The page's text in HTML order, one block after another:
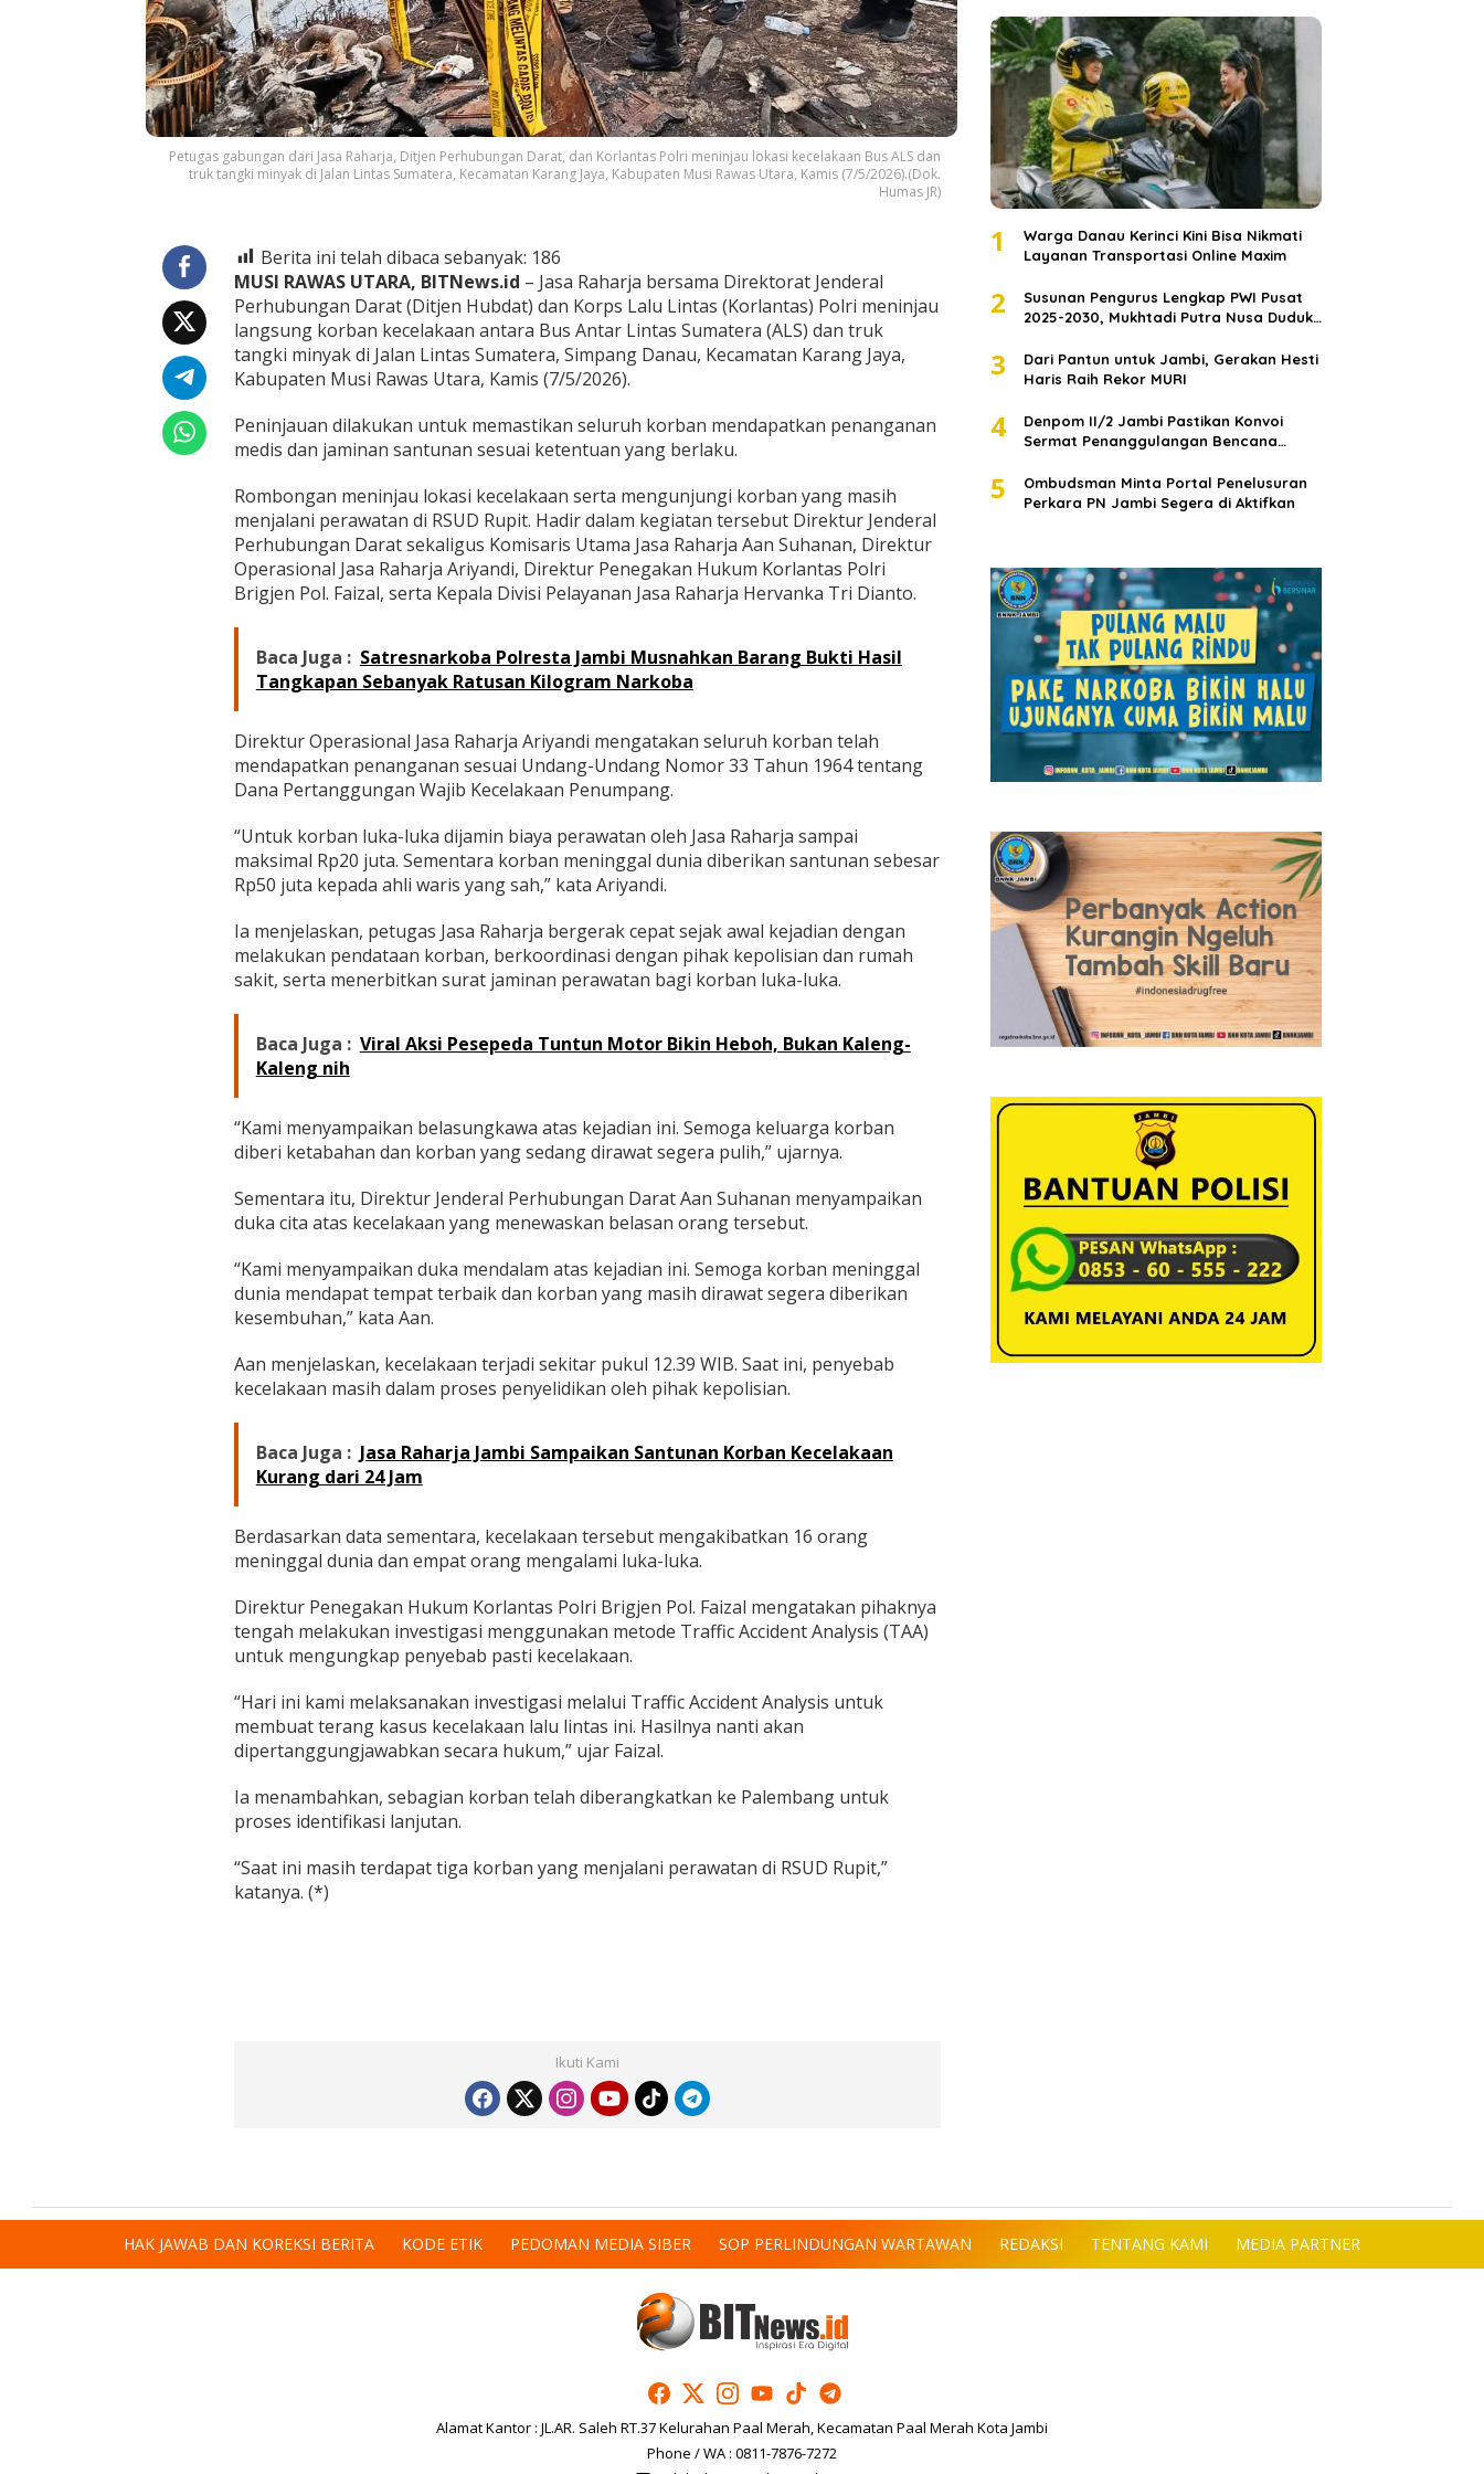
J
a
s
a
R
a
h
a
r
j
i
t
j
e
n
H
u
d
a
t
a
n
K
o
r
l
t
a
o
l
r
i
i
n
j
K
o
r
n
e
l
a
a
a
u
s
A
S
d
i
r
a
r
a
Petugas gabungan dari Jasa Raharja, Ditjen Perhubungan Darat, dan Korlantas Polri meninjau lokasi kecelakaan Bus ALS dan
truk tangki minyak di Jalan Lintas Sumatera, Kecamatan Karang Jaya, Kabupaten Musi Rawas Utara, Kamis (7/5/2026).(Dok.
Humas JR)
Berita ini telah dibaca sebanyak: 186
MUSI RAWAS UTARA, BITNews.id – Jasa Raharja bersama Direktorat Jenderal
Perhubungan Darat (Ditjen Hubdat) dan Korps Lalu Lintas (Korlantas) Polri meninjau
langsung korban kecelakaan antara Bus Antar Lintas Sumatera (ALS) dan truk
tangki minyak di Jalan Lintas Sumatera, Simpang Danau, Kecamatan Karang Jaya,
Kabupaten Musi Rawas Utara, Kamis (7/5/2026).
Peninjauan dilakukan untuk memastikan seluruh korban mendapatkan penanganan
medis dan jaminan santunan sesuai ketentuan yang berlaku.
Rombongan meninjau lokasi kecelakaan serta mengunjungi korban yang masih
menjalani perawatan di RSUD Rupit. Hadir dalam kegiatan tersebut Direktur Jenderal
Perhubungan Darat sekaligus Komisaris Utama Jasa Raharja Aan Suhanan, Direktur
Operasional Jasa Raharja Ariyandi, Direktur Penegakan Hukum Korlantas Polri
Brigjen Pol. Faizal, serta Kepala Divisi Pelayanan Jasa Raharja Hervanka Tri Dianto.
Baca Juga : Satresnarkoba Polresta Jambi Musnahkan Barang Bukti Hasil
Tangkapan Sebanyak Ratusan Kilogram Narkoba
Direktur Operasional Jasa Raharja Ariyandi mengatakan seluruh korban telah
mendapatkan penanganan sesuai Undang-Undang Nomor 33 Tahun 1964 tentang
Dana Pertanggungan Wajib Kecelakaan Penumpang.
“Untuk korban luka-luka dijamin biaya perawatan oleh Jasa Raharja sampai
maksimal Rp20 juta. Sementara korban meninggal dunia diberikan santunan sebesar
Rp50 juta kepada ahli waris yang sah,” kata Ariyandi.
Ia menjelaskan, petugas Jasa Raharja bergerak cepat sejak awal kejadian dengan
melakukan pendataan korban, berkoordinasi dengan pihak kepolisian dan rumah
sakit, serta menerbitkan surat jaminan perawatan bagi korban luka-luka.
Baca Juga : Viral Aksi Pesepeda Tuntun Motor Bikin Heboh, Bukan Kaleng-
Kaleng nih
“Kami menyampaikan belasungkawa atas kejadian ini. Semoga keluarga korban
diberi ketabahan dan korban yang sedang dirawat segera pulih,” ujarnya.
Sementara itu, Direktur Jenderal Perhubungan Darat Aan Suhanan menyampaikan
duka cita atas kecelakaan yang menewaskan belasan orang tersebut.
“Kami menyampaikan duka mendalam atas kejadian ini. Semoga korban meninggal
dunia mendapat tempat terbaik dan korban yang masih dirawat segera diberikan
kesembuhan,” kata Aan.
Aan menjelaskan, kecelakaan terjadi sekitar pukul 12.39 WIB. Saat ini, penyebab
kecelakaan masih dalam proses penyelidikan oleh pihak kepolisian.
Baca Juga : Jasa Raharja Jambi Sampaikan Santunan Korban Kecelakaan
Kurang dari 24 Jam
Berdasarkan data sementara, kecelakaan tersebut mengakibatkan 16 orang
meninggal dunia dan empat orang mengalami luka-luka.
Direktur Penegakan Hukum Korlantas Polri Brigjen Pol. Faizal mengatakan pihaknya
tengah melakukan investigasi menggunakan metode Traffic Accident Analysis (TAA)
untuk mengungkap penyebab pasti kecelakaan.
“Hari ini kami melaksanakan investigasi melalui Traffic Accident Analysis untuk
membuat terang kasus kecelakaan lalu lintas ini. Hasilnya nanti akan
dipertanggungjawabkan secara hukum,” ujar Faizal.
Ia menambahkan, sebagian korban telah diberangkatkan ke Palembang untuk
proses identifikasi lanjutan.
“Saat ini masih terdapat tiga korban yang menjalani perawatan di RSUD Rupit,”
katanya. (*)
Ikuti Kami
1
Warga Danau Kerinci Kini Bisa Nikmati
Layanan Transportasi Online Maxim
2
Susunan Pengurus Lengkap PWI Pusat
2025-2030, Mukhtadi Putra Nusa Duduki
3
Dari Pantun untuk Jambi, Gerakan Hesti
Haris Raih Rekor MURI
4
Denpom II/2 Jambi Pastikan Konvoi
Sermat Penanggulangan Bencana
5
Ombudsman Minta Portal Penelusuran
Perkara PN Jambi Segera di Aktifkan
HAK JAWAB DAN KOREKSI BERITA KODE ETIK PEDOMAN MEDIA SIBER SOP PERLINDUNGAN WARTAWAN REDAKSI TENTANG KAMI MEDIA PARTNER
Alamat Kantor : JL.AR. Saleh RT.37 Kelurahan Paal Merah, Kecamatan Paal Merah Kota Jambi
Phone / WA : 0811-7876-7272